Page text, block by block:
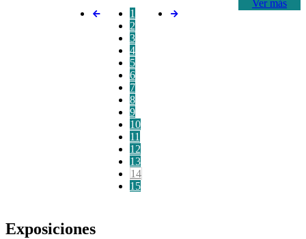
Ver más
1
2
3
4
5
6
7
8
9
10
11
12
13
14
15
Exposiciones